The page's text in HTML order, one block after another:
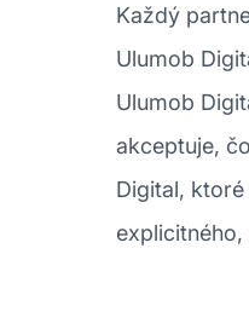
Každý
Ulumob
Ulumob
akceptuje,
Digital,